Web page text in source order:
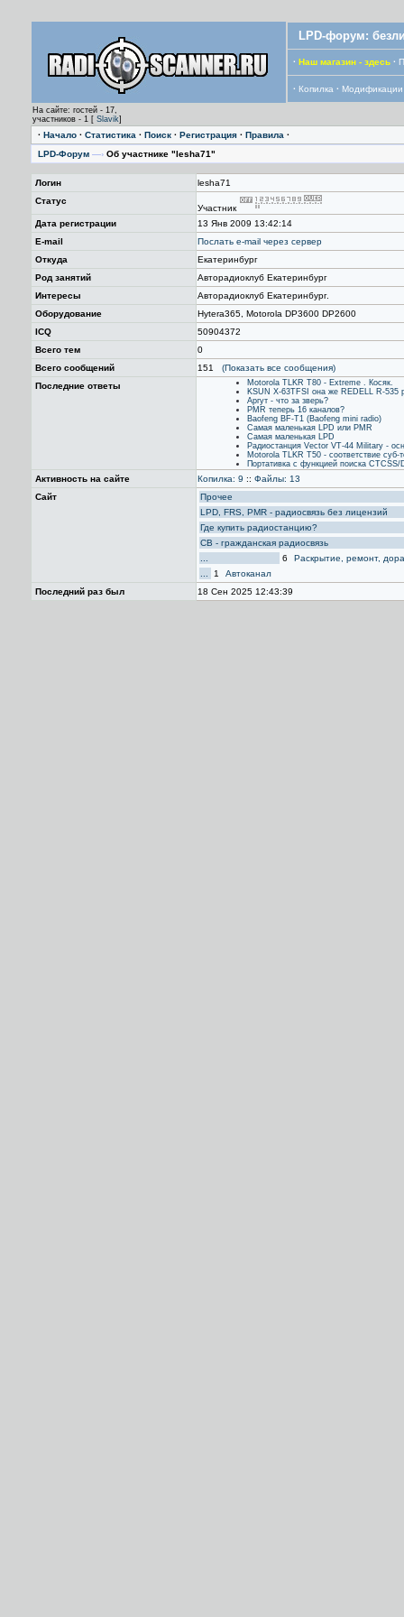
LPD-форум:
· Наш магазин - здесь ·
· Копилка · Модификации
На сайте: гостей - 17,
участников - 1 [ Slavik]
· Начало · Статистика · Поиск · Регистрация · Правила ·
LPD-Форум —› Об участнике "lesha71"
Логин
lesha71
Статус
Участник
Дата регистрации
13 Янв 2009 13:42:14
E-mail
Послать е-mail через сервер
Откуда
Екатеринбург
Род занятий
Авторадиоклуб Екатеринбург
Интересы
Авторадиоклуб Екатеринбург.
Оборудование
Hytera365, Motorola DP3600 DP2600
ICQ
50904372
Всего тем
0
Всего сообщений
151
(Показать все сообщения)
Последние ответы
Motorola TLKR T80 - Extreme . Косяк.
KSUN X-63TFSI она же REDELL R-535
Аргут - что за зверь?
PMR теперь 16 каналов?
Baofeng BF-T1 (Baofeng mini radio)
Самая маленькая LPD или PMR
Самая маленькая LPD
Радиостанция Vector VT-44 Military -
Motorola TLKR T50 - соответствие суб-
Портативка с функцией поиска CTCSS/
Активность на сайте Копилка: 9 :: Файлы: 13
Сайт
Прочее
LPD, FRS, PMR - радиосвязь без лицензий
Где купить радиостанцию?
CB - гражданская радиосвязь
6
Раскрытие, ремонт,
1
Автоканал
Последний раз был
18 Сен 2025 12:43:39